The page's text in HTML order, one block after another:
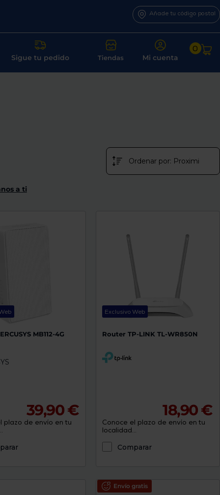
Añade tu código postal
Sigue tu pedido Tiendas Mi cuenta
0
a ti
MB112-4G
39,90 €
plazo de envío en tu
Exclusivo Web
Router TP-LINK TL-WR850N
18,90 €
Conoce el plazo de envío en tu
localidad...
Comparar
Envío gratis